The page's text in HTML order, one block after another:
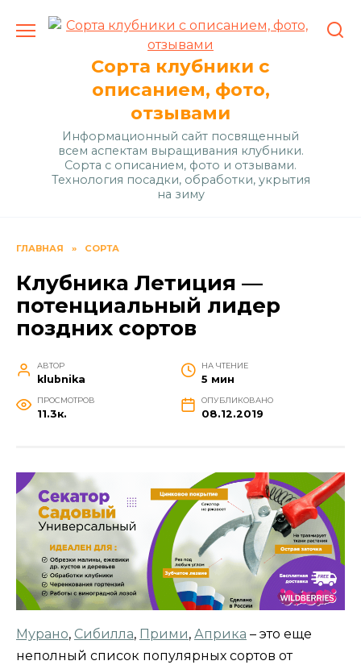
Сорта клубники с
описанием, фото,
отзывами
Информационный сайт посвященный
всем аспектам выращивания клубники.
Сорта с описанием, фото и отзывами.
Технология посадки, обработки, укрытия
на зиму
ГЛАВНАЯ » СОРТА
Клубника Летиция —
потенциальный лидер
поздних сортов
АВТОР
klubnika
НА ЧТЕНИЕ
5 мин
ПРОСМОТРОВ
11.3к.
ОПУБЛИКОВАНО
08.12.2019
Мурано, Сибилла, Прими, Априка – это еще
неполный список популярных сортов от